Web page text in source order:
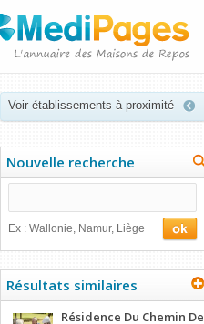
Voir établissements à proximité
Nouvelle recherche
Ex : Wallonie, Namur, Liège
Résultats similaires
Résidence Du Chemin De